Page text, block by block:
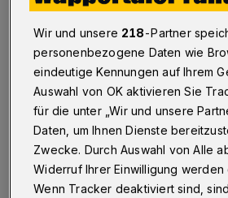
Wuppertal·Im Jahr 2022 hat die
einen Asphalt-Patcher
Tests durchgeführt. Die innovative
eine zentrale Rolle dabei spielen,
Wuppertal schneller und
Die FDP-Ratsfraktion möchte
Erkenntnisse aus dem Versuch
28.10.2024 , 12:00 Uhr Eine Minute
Wir und unsere 218-Partner
personenbezogene Daten wie
eindeutige Kennungen auf Ihrem
Auswahl von OK aktivieren Sie
für die unter „Wir und unsere
Daten, um Ihnen Dienste
Zwecke. Durch Auswahl von Alle
Widerruf Ihrer Einwilligung
Wenn Tracker deaktiviert sind,